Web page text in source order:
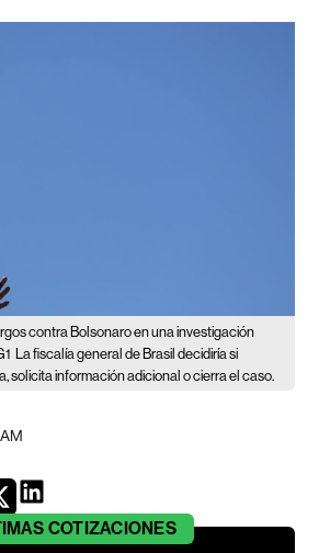
contra Bolsonaro en una investigación
La fiscalía general de Brasil decidiría si
solicita información adicional o cierra el caso.
COTIZACIONES